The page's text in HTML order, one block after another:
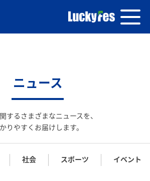
ニュース
するさまざまなニュースを、
りやすくお届けします。
社会 スポーツ イベント